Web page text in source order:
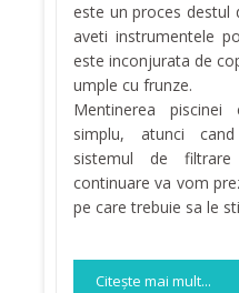
este un proces destul
aveti instrumentele
este inconjurata de
umple cu frunze.
Mentinerea
simplu, atunci
sistemul de filtrare
continuare va vom
pe care trebuie sa le
Citeşte mai mult...